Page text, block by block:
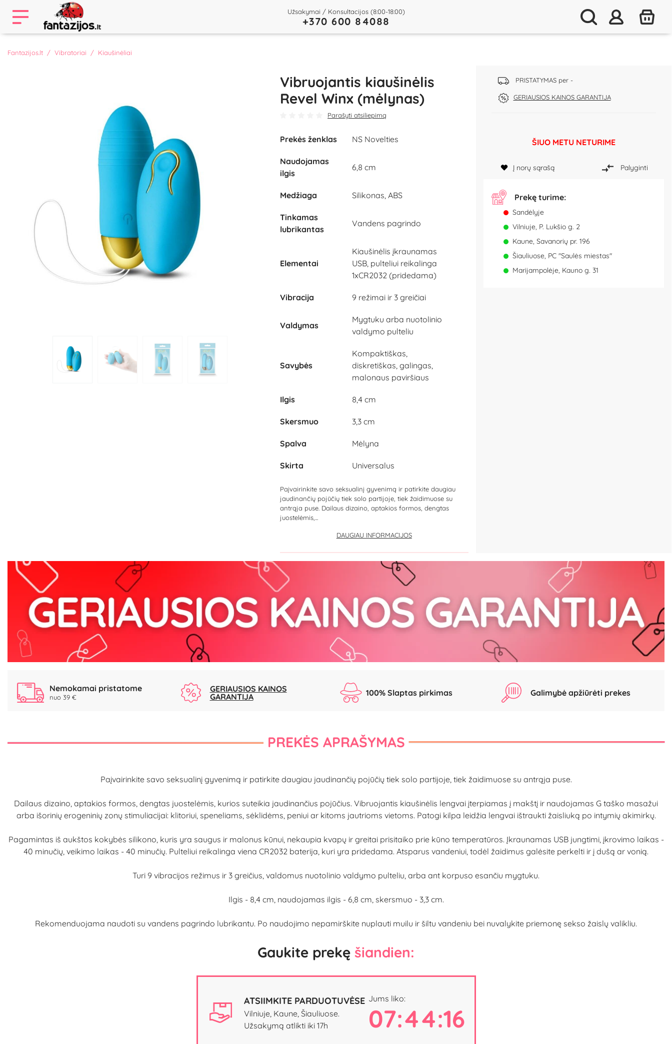
Užsakymai / Konsultacijos (8:00-18:00)
+370 600 84088
Fantazijos.lt Vibratoriai Kiaušinėliai
Vibruojantis kiaušinėlis
Revel Winx (mėlynas)
Parašyti atsiliepimą
PRISTATYMAS per -
GERIAUSIOS KAINOS GARANTIJA
Prekės ženklas NS Novelties
Naudojamas
ilgis
6,8 cm
Medžiaga Silikonas, ABS
Tinkamas
lubrikantas
Vandens pagrindo
Elementai
Kiaušinėlis įkraunamas
USB, pulteliui reikalinga
1xCR2032 (pridedama)
Vibracija 9 režimai ir 3 greičiai
Valdymas
Mygtuku arba nuotolinio
valdymo pulteliu
Savybės
Kompaktiškas,
diskretiškas, galingas,
malonaus paviršiaus
Ilgis 8,4 cm
Skersmuo 3,3 cm
Spalva Mėlyna
Skirta Universalus
Paįvairinkite savo seksualinį gyvenimą ir patirkite daugiau
jaudinančių pojūčių tiek solo partijoje, tiek žaidimuose su
antrąja puse. Dailaus dizaino, aptakios formos, dengtas
juostelėmis,...
DAUGIAU INFORMACIJOS
ŠIUO METU NETURIME
Į norų sąrašą Palyginti
Prekę turime:
Sandėlyje
Vilniuje, P. Lukšio g. 2
Kaune, Savanorių pr. 196
Šiauliuose, PC "Saulės miestas"
Marijampolėje, Kauno g. 31
Nemokamai pristatome
nuo 39 €
GERIAUSIOS KAINOS
GARANTIJA
100% Slaptas pirkimas Galimybė apžiūrėti prekes
PREKĖS APRAŠYMAS
Paįvairinkite savo seksualinį gyvenimą ir patirkite daugiau jaudinančių pojūčių tiek solo partijoje, tiek žaidimuose su antrąja puse.
Dailaus dizaino, aptakios formos, dengtas juostelėmis, kurios suteikia jaudinančius pojūčius. Vibruojantis kiaušinėlis lengvai įterpiamas į makštį ir naudojamas G taško masažui
arba išorinių erogeninių zonų stimuliacijai: klitoriui, speneliams, sėklidėms, peniui ar kitoms jautrioms vietoms. Patogi kilpa leidžia lengvai ištraukti žaisliuką po intymių akimirkų.
Pagamintas iš aukštos kokybės silikono, kuris yra saugus ir malonus kūnui, nekaupia kvapų ir greitai prisitaiko prie kūno temperatūros. Įkraunamas USB jungtimi, įkrovimo laikas -
40 minučių, veikimo laikas - 40 minučių. Pulteliui reikalinga viena CR2032 baterija, kuri yra pridedama. Atsparus vandeniui, todėl žaidimus galėsite perkelti ir į dušą ar vonią.
Turi 9 vibracijos režimus ir 3 greičius, valdomus nuotolinio valdymo pulteliu, arba ant korpuso esančiu mygtuku.
Ilgis - 8,4 cm, naudojamas ilgis - 6,8 cm, skersmuo - 3,3 cm.
Rekomenduojama naudoti su vandens pagrindo lubrikantu. Po naudojimo nepamirškite nuplauti muilu ir šiltu vandeniu bei nuvalykite priemonę sekso žaislų valikliu.
Gaukite prekę šiandien:
ATSIIMKITE PARDUOTUVĖSE
Vilniuje, Kaune, Šiauliuose.
Užsakymą atlikti iki 17h
Jums liko:
07:44:15